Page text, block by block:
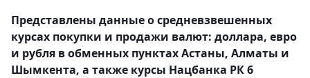
Представлены данные о средневзвешенных
курсах покупки и продажи валют: доллара, евро
и рубля в обменных пунктах Астаны, Алматы и
Шымкента, а также курсы Нацбанка РК 6